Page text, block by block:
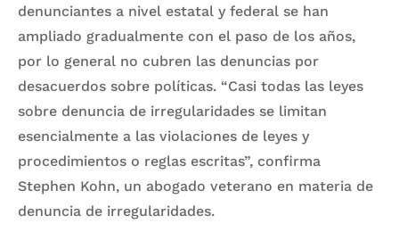
denunciantes a nivel estatal y federal se han
ampliado gradualmente con el paso de los años,
por lo general no cubren las denuncias por
desacuerdos sobre políticas. “Casi todas las leyes
sobre denuncia de irregularidades se limitan
esencialmente a las violaciones de leyes y
procedimientos o reglas escritas”, confirma
Stephen Kohn, un abogado veterano en materia de
denuncia de irregularidades.